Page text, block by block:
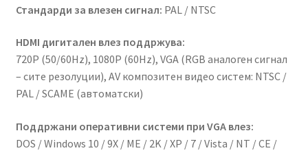
Стандарди за влезен сигнал: PAL / NTSC
HDMI дигитален влез поддржува:
720P (50/60Hz), 1080P (60Hz), VGA (RGB аналоген сигнал
– сите резолуции), AV композитен видео систем: NTSC /
PAL / SCAME (автоматски)
Поддржани оперативни системи при VGA влез:
DOS / Windows 10 / 9X / ME / 2K / XP / 7 / Vista / NT / CE /